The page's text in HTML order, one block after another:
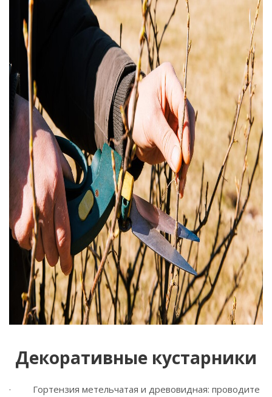
Декоративные кустарники
· Гортензия метельчатая и древовидная: проводите